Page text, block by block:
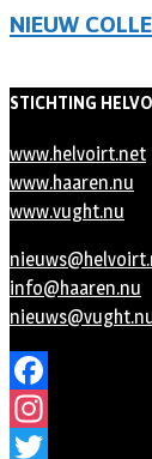
NIEUW
STICHTING
www.helvoirt.net
www.haaren.nu
www.vught.nu
info@haaren.nu
Facebook
Instagram